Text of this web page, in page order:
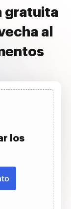
gratuita
al
los